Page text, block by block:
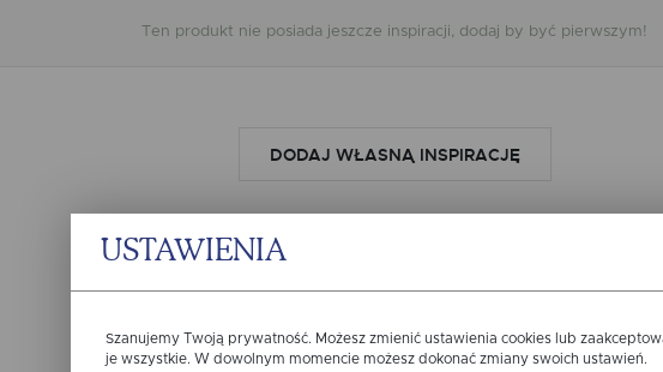
Ten produkt nie posiada jeszcze inspiracji, dodaj by być pierwszym!
DODAJ WŁASNĄ INSPIRACJĘ
Miałeś już kontakt z naszym produktem? Zostaw opinię
USTAWIENIA
Szanujemy Twoją prywatność. Możesz zmienić ustawienia cookies lub
je wszystkie. W dowolnym momencie możesz dokonać zmiany swoich ustawień.